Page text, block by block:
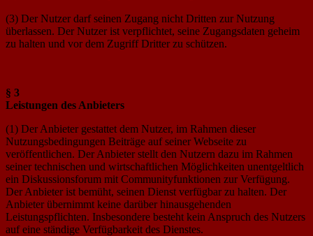
(3) Der Nutzer darf seinen Zugang nicht Dritten zur Nutzung
überlassen. Der Nutzer ist verpflichtet, seine Zugangsdaten geheim
zu halten und vor dem Zugriff Dritter zu schützen.
§ 3
Leistungen des Anbieters
(1) Der Anbieter gestattet dem Nutzer, im Rahmen dieser
Nutzungsbedingungen Beiträge auf seiner Webseite zu
veröffentlichen. Der Anbieter stellt den Nutzern dazu im Rahmen
seiner technischen und wirtschaftlichen Möglichkeiten unentgeltlich
ein Diskussionsforum mit Communityfunktionen zur Verfügung.
Der Anbieter ist bemüht, seinen Dienst verfügbar zu halten. Der
Anbieter übernimmt keine darüber hinausgehenden
Leistungspflichten. Insbesondere besteht kein Anspruch des Nutzers
auf eine ständige Verfügbarkeit des Dienstes.